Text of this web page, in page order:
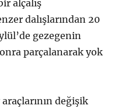
alçalış
dalışlarından 20
gezegenin
parçalanarak yok
değişik